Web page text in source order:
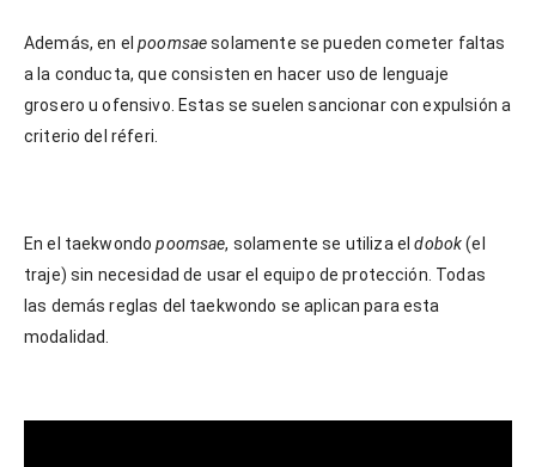
Además, en elpoomsaesolamente se pueden cometer faltas
a la conducta, que consisten en hacer uso de lenguaje
grosero u ofensivo. Estas se suelen sancionar con expulsión a
criterio del réferi.
En el taekwondopoomsae, solamente se utiliza eldobok(el
traje) sin necesidad de usar el equipo de protección. Todas
las demás reglas del taekwondo se aplican para esta
modalidad.